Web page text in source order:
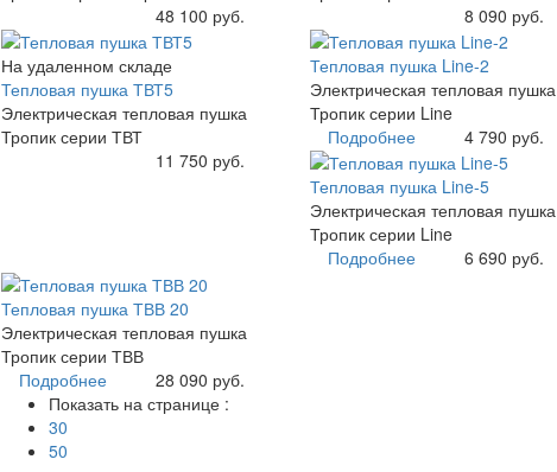
48 100 руб. 8 090 руб.
На удаленном складе
Тепловая пушка ТВТ5
Электрическая тепловая пушка
Тропик серии ТВТ
11 750 руб.
Тепловая пушка Line-2
Электрическая тепловая пушка
Тропик серии Line
Подробнее
4 790 руб.
Тепловая пушка Line-5
Электрическая тепловая пушка
Тропик серии Line
Подробнее
6 690 руб.
Тепловая пушка ТВВ 20
Электрическая тепловая пушка
Тропик серии ТВВ
Подробнее
28 090 руб.
Показать на странице :
30
50